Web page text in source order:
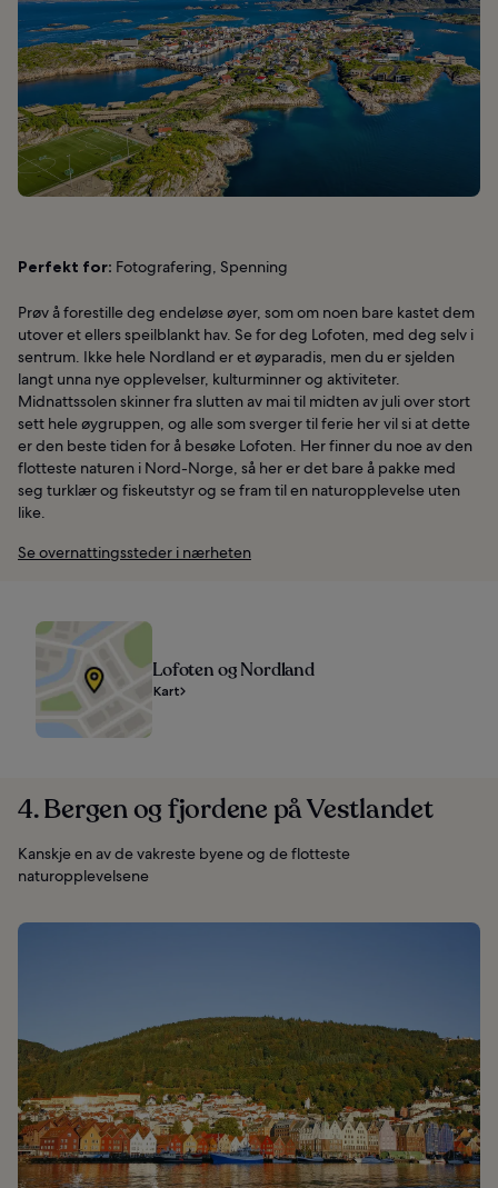
Perfekt for: Fotografering, Spenning
Prøv å forestille deg endeløse øyer, som om noen bare kastet dem
utover et ellers speilblankt hav. Se for deg Lofoten, med deg selv i
sentrum. Ikke hele Nordland er et øyparadis, men du er sjelden
langt unna nye opplevelser, kulturminner og aktiviteter.
Midnattssolen skinner fra slutten av mai til midten av juli over stort
sett hele øygruppen, og alle som sverger til ferie her vil si at dette
er den beste tiden for å besøke Lofoten. Her finner du noe av den
flotteste naturen i Nord-Norge, så her er det bare å pakke med
seg turklær og fiskeutstyr og se fram til en naturopplevelse uten
like.
Se overnattingssteder i nærheten
Lofoten og Nordland
Kart
4. Bergen og fjordene på Vestlandet
Kanskje en av de vakreste byene og de flotteste
naturopplevelsene